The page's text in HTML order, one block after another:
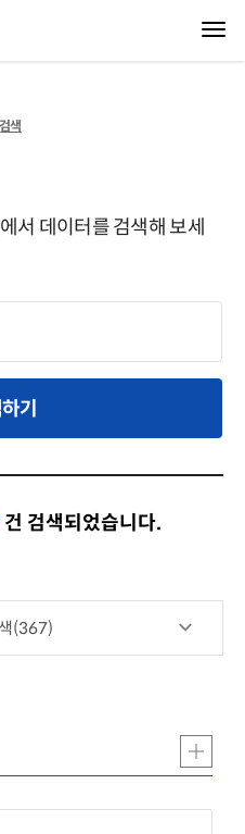
색
서 데이터를 검색해 보세
기
건 검색되었습니다.
(367)